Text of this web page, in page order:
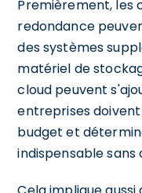
Premièrement, les
redondance
des systèmes
matériel de
cloud peuvent
entreprises
budget et
indispensable